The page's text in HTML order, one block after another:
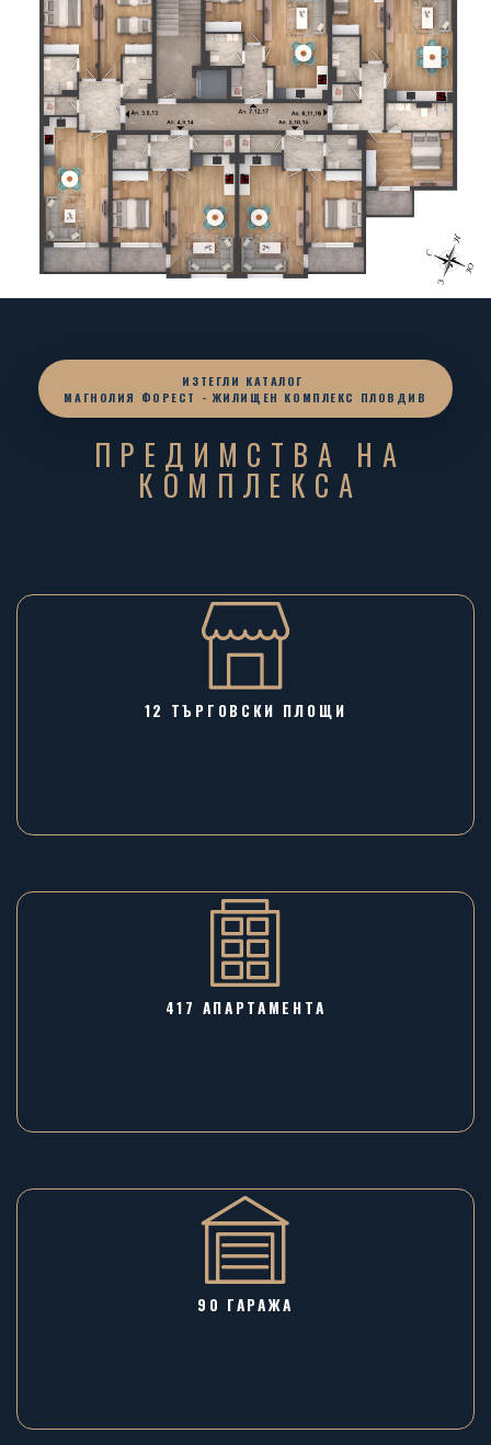
ИЗТЕГЛИ КАТАЛОГ
МАГНОЛИЯ ФОРЕСТ - ЖИЛИЩЕН КОМПЛЕКС ПЛОВДИВ
ПРЕДИМСТВА НА
КОМПЛЕКСА
12 ТЪРГОВСКИ ПЛОЩИ
417 АПАРТАМЕНТА
90 ГАРАЖA